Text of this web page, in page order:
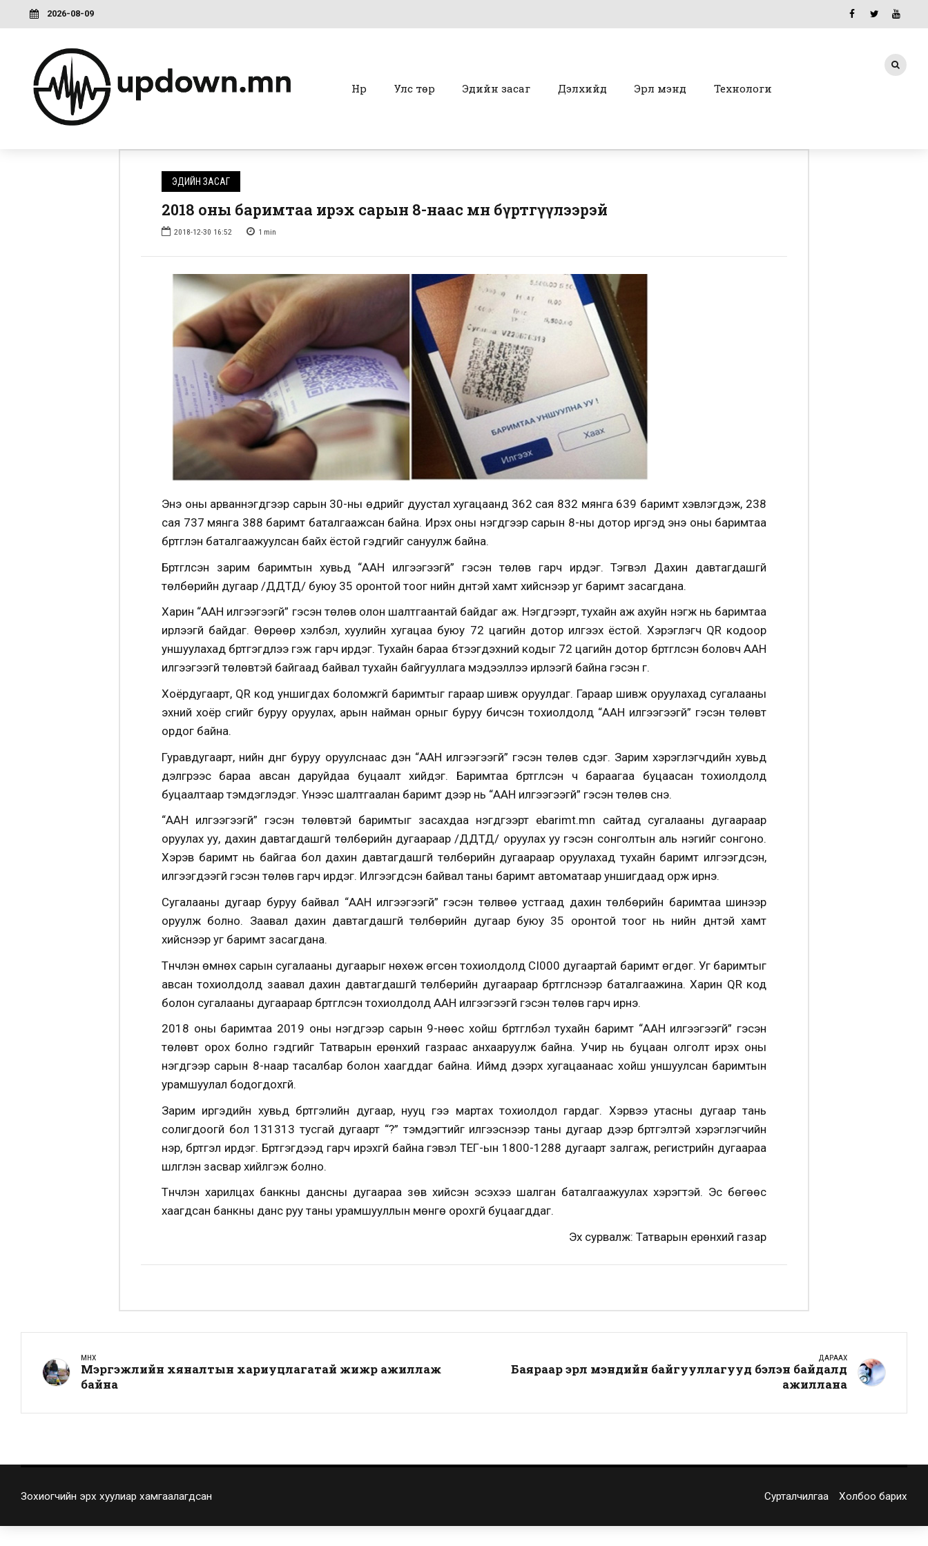
2026-08-09
Нүүр Улс төр Эдийн засаг Дэлхийд Эрүүл мэнд Технологи
ЭДИЙН ЗАСАГ
2018 оны баримтаа ирэх сарын 8-наас өмнө бүртгүүлээрэй
2018-12-30 16:52 1 min
Энэ оны арваннэгдүгээр сарын 30-ны өдрийг дуустал хугацаанд 362 сая 832 мянга 639 баримт хэвлэгдэж, 238
сая 737 мянга 388 баримт баталгаажсан байна. Ирэх оны нэгдүгээр сарын 8-ны дотор иргэд энэ оны баримтаа
бүртгүүлэн баталгаажуулсан байх ёстой гэдгийг сануулж байна.
Бүртгүүлсэн зарим баримтын хувьд “ААН илгээгээгүй” гэсэн төлөв гарч ирдэг. Тэгвэл Дахин давтагдашгүй
төлбөрийн дугаар /ДДТД/ буюу 35 оронтой тоог үнийн дүнтэй хамт хийснээр уг баримт засагдана.
Харин “ААН илгээгээгүй” гэсэн төлөв олон шалтгаантай байдаг аж. Нэгдүгээрт, тухайн аж ахуйн нэгж нь баримтаа
ирүүлээгүй байдаг. Өөрөөр хэлбэл, хуулийн хугацаа буюу 72 цагийн дотор илгээх ёстой. Хэрэглэгч QR кодоор
уншуулахад бүртгэгдлээ гэж гарч ирдэг. Тухайн бараа бүтээгдэхүүний кодыг 72 цагийн дотор бүртгүүлсэн боловч ААН
илгээгээгүй төлөвтэй байгаад байвал тухайн байгууллага мэдээллээ ирүүлээгүй байна гэсэн үг.
Хоёрдугаарт, QR код уншигдах боломжгүй баримтыг гараар шивж оруулдаг. Гараар шивж оруулахад сугалааны
эхний хоёр үсгийг буруу оруулах, арын найман орныг буруу бичсэн тохиолдолд “ААН илгээгээгүй” гэсэн төлөвт
ордог байна.
Гуравдугаарт, үнийн дүнг буруу оруулснаас үүдэн “ААН илгээгээгүй” гэсэн төлөв үүсдэг. Зарим хэрэглэгчдийн хувьд
дэлгүүрээс бараа авсан даруйдаа буцаалт хийдэг. Баримтаа бүртгүүлсэн ч бараагаа буцаасан тохиолдолд
буцаалтаар тэмдэглэдэг. Үүнээс шалтгаалан баримт дээр нь “ААН илгээгээгүй” гэсэн төлөв үүснэ.
“ААН илгээгээгүй” гэсэн төлөвтэй баримтыг засахдаа нэгдүгээрт ebаrimt.mn сайтад сугалааны дугаараар
оруулах уу, дахин давтагдашгүй төлбөрийн дугаараар /ДДТД/ оруулах уу гэсэн сонголтын аль нэгийг сонгоно.
Хэрэв баримт нь байгаа бол дахин давтагдашгүй төлбөрийн дугаараар оруулахад тухайн баримт илгээгдсэн,
илгээгдээгүй гэсэн төлөв гарч ирдэг. Илгээгдсэн байвал таны баримт автоматаар уншигдаад орж ирнэ.
Сугалааны дугаар буруу байвал “ААН илгээгээгүй” гэсэн төлвөө устгаад дахин төлбөрийн баримтаа шинээр
оруулж болно. Заавал дахин давтагдашгүй төлбөрийн дугаар буюу 35 оронтой тоог нь үнийн дүнтэй хамт
хийснээр уг баримт засагдана.
Түүнчлэн өмнөх сарын сугалааны дугаарыг нөхөж өгсөн тохиолдолд CI000 дугаартай баримт өгдөг. Уг баримтыг
авсан тохиолдолд заавал дахин давтагдашгүй төлбөрийн дугаараар бүртгүүлснээр баталгаажина. Харин QR код
болон сугалааны дугаараар бүртгүүлсэн тохиолдолд ААН илгээгээгүй гэсэн төлөв гарч ирнэ.
2018 оны баримтаа 2019 оны нэгдүгээр сарын 9-нөөс хойш бүртгүүлбэл тухайн баримт “ААН илгээгээгүй” гэсэн
төлөвт орох болно гэдгийг Татварын ерөнхий газраас анхааруулж байна. Учир нь буцаан олголт ирэх оны
нэгдүгээр сарын 8-наар тасалбар болон хаагддаг байна. Иймд дээрх хугацаанаас хойш уншуулсан баримтын
урамшуулал бодогдохгүй.
Зарим иргэдийн хувьд бүртгэлийн дугаар, нууц үгээ мартах тохиолдол гардаг. Хэрвээ утасны дугаар тань
солигдоогүй бол 131313 тусгай дугаарт “?” тэмдэгтийг илгээснээр таны дугаар дээр бүртгэлтэй хэрэглэгчийн
нэр, бүртгэл ирдэг. Бүртгэгдээд гарч ирэхгүй байна гэвэл ТЕГ-ын 1800-1288 дугаарт залгаж, регистрийн дугаараа
шүүлгүүлэн засвар хийлгэж болно.
Түүнчлэн харилцах банкны дансны дугаараа зөв хийсэн эсэхээ шалган баталгаажуулах хэрэгтэй. Эс бөгөөс
хаагдсан банкны данс руу таны урамшууллын мөнгө орохгүй буцаагддаг.
Эх сурвалж: Татварын ерөнхий газар
ӨМНӨХ
Мэргэжлийн хяналтын хариуцлагатай жижүүр ажиллаж
байна
ДАРААХ
Баяраар эрүүл мэндийн байгууллагууд бэлэн байдалд
ажиллана
Зохиогчийн эрх хуулиар хамгаалагдсан Сурталчилгаа Холбоо барих